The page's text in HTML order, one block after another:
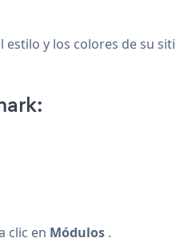
y los colores de su
clic en Módulos .